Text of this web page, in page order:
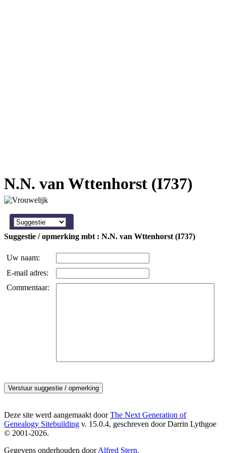
N.N. van Wttenhorst (I737)
Suggestie / opmerking mbt : N.N. van Wttenhorst (I737)
Uw naam:
E-mail adres:
Commentaar:
Deze site werd aangemaakt doorThe Next Generation of
Genealogy Sitebuilding v. 15.0.4, geschreven door Darrin Lythgoe
© 2001-2026.
Gegevens onderhouden doorAlfred Stern.